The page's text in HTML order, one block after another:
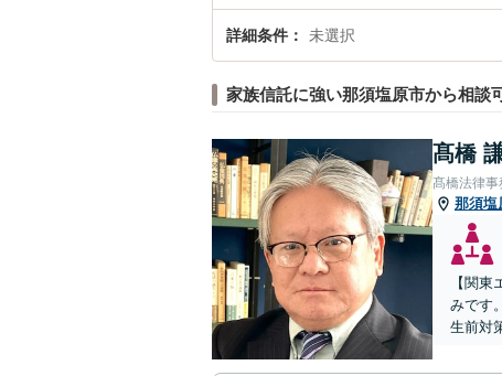
詳細条件 未選択
家族信託に強い那須塩原市から相談
髙橋
髙橋法律事
那須塩
【関
みです
生前対